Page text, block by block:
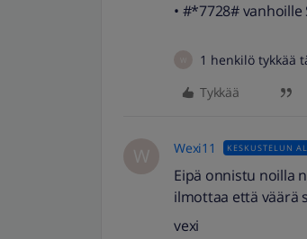
• #*7728#
1 henkilö tykkää
Tykkää
W Wexi11 KESKUSTELUN
Eipä onnistu noilla
ilmottaa että väärä
vexi